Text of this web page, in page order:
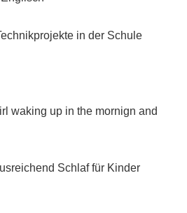
in der Schule
Schlaf für Kinder